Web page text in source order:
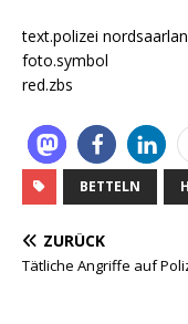
text.polizei
foto.symbol
red.zbs
BETTELN
ZURÜCK
Tätliche Angriffe auf